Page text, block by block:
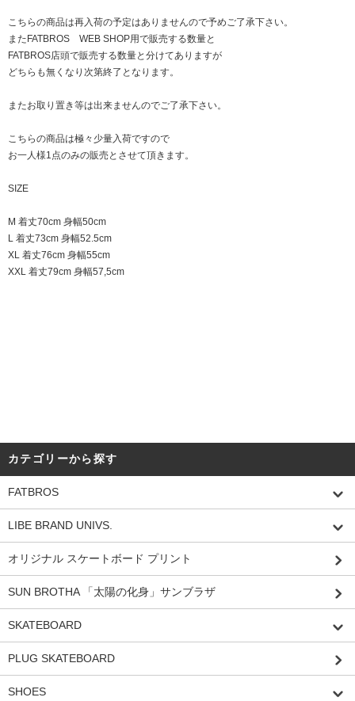
こちらの商品は再入荷の予定はありませんので予めご了承下さい。
またFATBROS WEB SHOP用で販売する数量と
FATBROS店頭で販売する数量と分けてありますが
どちらも無くなり次第終了となります。
またお取り置き等は出来ませんのでご了承下さい。
こちらの商品は極々少量入荷ですので
お一人様1点のみの販売とさせて頂きます。
SIZE
M 着丈70cm 身幅50cm
L 着丈73cm 身幅52.5cm
XL 着丈76cm 身幅55cm
XXL 着丈79cm 身幅57,5cm
カテゴリーから探す
FATBROS
LIBE BRAND UNIVS.
オリジナル スケートボード プリント
SUN BROTHA 「太陽の化身」サンブラザ
SKATEBOARD
PLUG SKATEBOARD
SHOES